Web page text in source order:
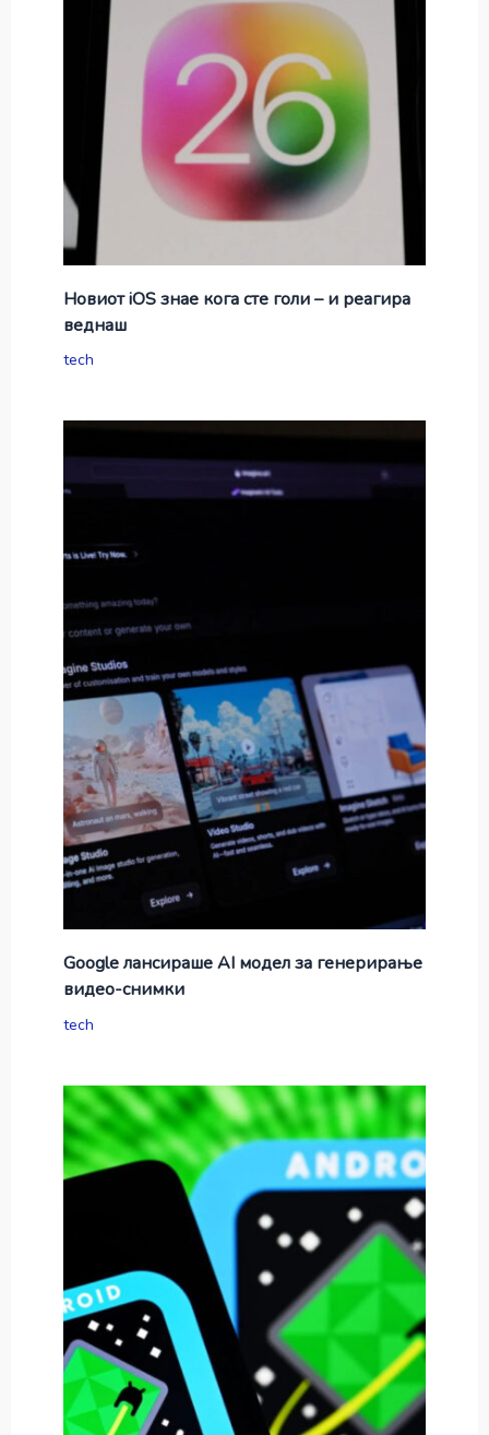
Новиот iOS знае кога сте голи – и реагира
веднаш
tech
Google лансираше AI модел за генерирање
видео-снимки
tech